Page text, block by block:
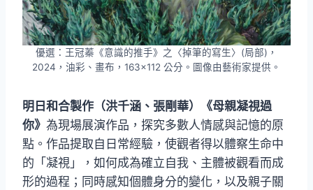
優選：王冠蓁《意識的推手》之〈掉筆的寫生〉(局部)，
2024，油彩、畫布，163×112 公分。圖像由藝術家提供。
明日和合製作（洪千涵、張剛華）《母親凝視過
你》 為現場展演作品，探究多數人情感與記憶的原
點。作品提取自日常經驗，使觀者得以體察生命中
的「凝視」，如何成為確立自我、主體被觀看而成
形的過程；同時感知個體身分的變化，以及親子關